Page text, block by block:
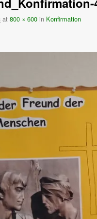
at 800 × 600 in Konfirmation